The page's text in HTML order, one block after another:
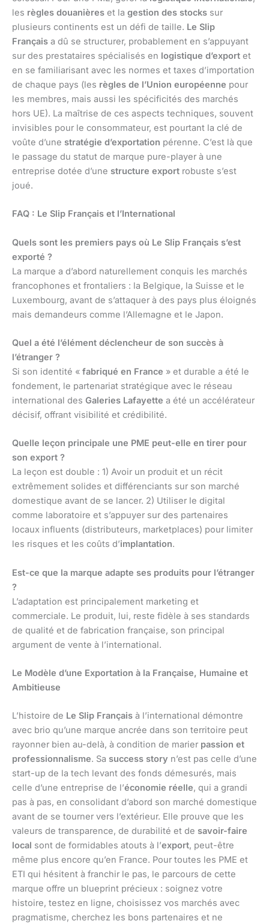
les règles douanières et la gestion des stocks sur
plusieurs continents est un défi de taille. Le Slip
Français a dû se structurer, probablement en s’appuyant
sur des prestataires spécialisés en logistique d’export et
en se familiarisant avec les normes et taxes d’importation
de chaque pays (les règles de l’Union européenne pour
les membres, mais aussi les spécificités des marchés
hors UE). La maîtrise de ces aspects techniques, souvent
invisibles pour le consommateur, est pourtant la clé de
voûte d’une stratégie d’exportation pérenne. C’est là que
le passage du statut de marque pure-player à une
entreprise dotée d’une structure export robuste s’est
joué.
FAQ : Le Slip Français et l’International
Quels sont les premiers pays où Le Slip Français s’est
exporté ?
La marque a d’abord naturellement conquis les marchés
francophones et frontaliers : la Belgique, la Suisse et le
Luxembourg, avant de s’attaquer à des pays plus éloignés
mais demandeurs comme l’Allemagne et le Japon.
Quel a été l’élément déclencheur de son succès à
l’étranger ?
Si son identité « fabriqué en France » et durable a été le
fondement, le partenariat stratégique avec le réseau
international des Galeries Lafayette a été un accélérateur
décisif, offrant visibilité et crédibilité.
Quelle leçon principale une PME peut-elle en tirer pour
son export ?
La leçon est double : 1) Avoir un produit et un récit
extrêmement solides et différenciants sur son marché
domestique avant de se lancer. 2) Utiliser le digital
comme laboratoire et s’appuyer sur des partenaires
locaux influents (distributeurs, marketplaces) pour limiter
les risques et les coûts d’implantation.
Est-ce que la marque adapte ses produits pour l’étranger
?
L’adaptation est principalement marketing et
commerciale. Le produit, lui, reste fidèle à ses standards
de qualité et de fabrication française, son principal
argument de vente à l’international.
Le Modèle d’une Exportation à la Française, Humaine et
Ambitieuse
L’histoire de Le Slip Français à l’international démontre
avec brio qu’une marque ancrée dans son territoire peut
rayonner bien au-delà, à condition de marier passion et
professionnalisme. Sa success story n’est pas celle d’une
start-up de la tech levant des fonds démesurés, mais
celle d’une entreprise de l’économie réelle, qui a grandi
pas à pas, en consolidant d’abord son marché domestique
avant de se tourner vers l’extérieur. Elle prouve que les
valeurs de transparence, de durabilité et de savoir-faire
local sont de formidables atouts à l’export, peut-être
même plus encore qu’en France. Pour toutes les PME et
ETI qui hésitent à franchir le pas, le parcours de cette
marque offre un blueprint précieux : soignez votre
histoire, testez en ligne, choisissez vos marchés avec
pragmatisme, cherchez les bons partenaires et ne